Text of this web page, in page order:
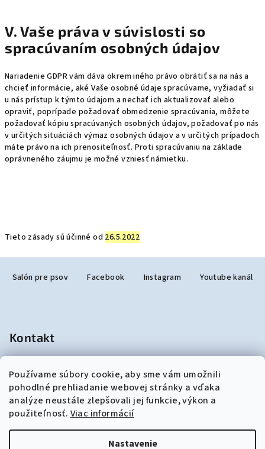
Používame súbory cookie, aby sme vám umožnili
pohodlné prehliadanie webovej stránky a vďaka
analýze neustále zlepšovali jej funkcie, výkon a
použiteľnosť. Viac informácií
Nastavenie
V. Vaše práva v súvislosti so
spracúvaním osobných údajov
Nariadenie GDPR vám dáva okrem iného právo obrátiť sa na nás a
chcieť informácie, aké Vaše osobné údaje spracúvame, vyžiadať si
u nás prístup k týmto údajom a nechať ich aktualizovať alebo
opraviť, poprípade požadovať obmedzenie spracúvania, môžete
požadovať kópiu spracúvaných osobných údajov, požadovať po nás
v určitých situáciách výmaz osobných údajov a v určitých prípadoch
máte právo na ich prenositeľnosť. Proti spracúvaniu na základe
oprávneného záujmu je možné vzniesť námietku.
Tieto zásady sú účinné od 26.5.2022
e
Salón pre psov Facebook Instagram Youtube kanál
Kontakt
+421948190299